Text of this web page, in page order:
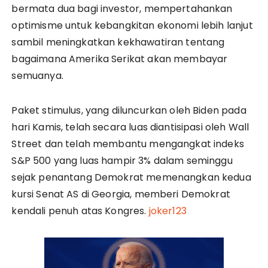
bermata dua bagi investor, mempertahankan
optimisme untuk kebangkitan ekonomi lebih lanjut
sambil meningkatkan kekhawatiran tentang
bagaimana Amerika Serikat akan membayar
semuanya.
Paket stimulus, yang diluncurkan oleh Biden pada
hari Kamis, telah secara luas diantisipasi oleh Wall
Street dan telah membantu mengangkat indeks
S&P 500 yang luas hampir 3% dalam seminggu
sejak penantang Demokrat memenangkan kedua
kursi Senat AS di Georgia, memberi Demokrat
kendali penuh atas Kongres. joker123